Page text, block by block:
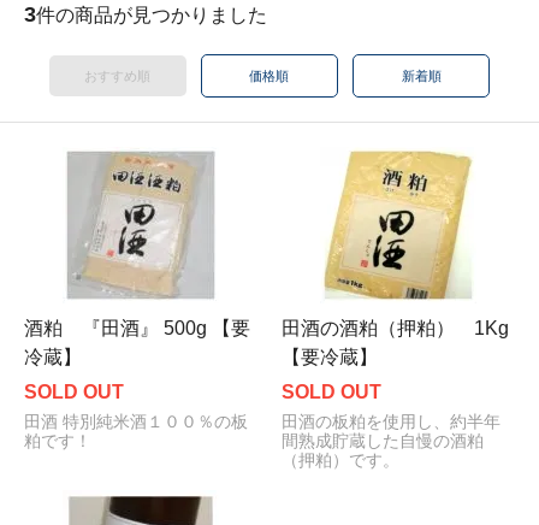
3件の商品が見つかりました
おすすめ順 価格順 新着順
酒粕 『田酒』 500g 【要
冷蔵】
SOLD OUT
田酒 特別純米酒１００％の板
粕です！
田酒の酒粕（押粕） 1Kg
【要冷蔵】
SOLD OUT
田酒の板粕を使用し、約半年
間熟成貯蔵した自慢の酒粕
（押粕）です。